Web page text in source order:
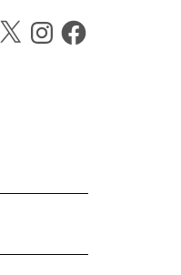
SÍGUENOS
X INSTAGRAMFACEBOOK